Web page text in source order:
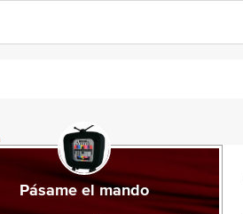
Pásame el mando